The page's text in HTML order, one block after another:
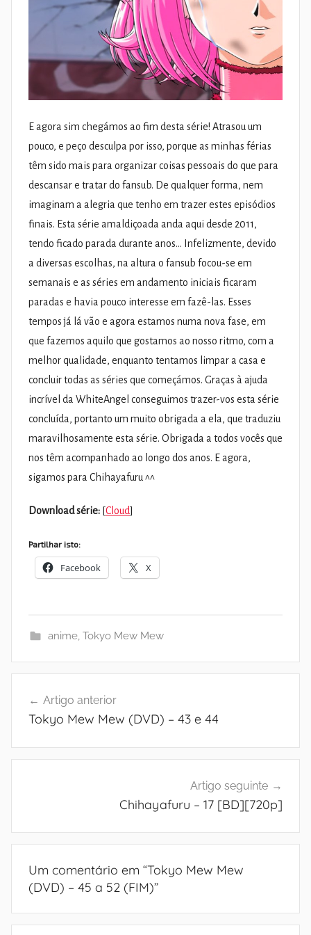
E agora sim chegámos ao fim desta série! Atrasou um
pouco, e peço desculpa por isso, porque as minhas férias
têm sido mais para organizar coisas pessoais do que para
descansar e tratar do fansub. De qualquer forma, nem
imaginam a alegria que tenho em trazer estes episódios
finais. Esta série amaldiçoada anda aqui desde 2011,
tendo ficado parada durante anos… Infelizmente, devido
a diversas escolhas, na altura o fansub focou-se em
semanais e as séries em andamento iniciais ficaram
paradas e havia pouco interesse em fazê-las. Esses
tempos já lá vão e agora estamos numa nova fase, em
que fazemos aquilo que gostamos ao nosso ritmo, com a
melhor qualidade, enquanto tentamos limpar a casa e
concluir todas as séries que começámos. Graças à ajuda
incrível da WhiteAngel conseguimos trazer-vos esta série
concluída, portanto um muito obrigada a ela, que traduziu
maravilhosamente esta série. Obrigada a todos vocês que
nos têm acompanhado ao longo dos anos. E agora,
sigamos para Chihayafuru ^^
Download série: [Cloud]
Partilhar isto:
Facebook X
anime, Tokyo Mew Mew
de
Artigo anterior
Tokyo Mew Mew (DVD) – 43 e 44
Artigo seguinte
Chihayafuru – 17 [BD][720p]
Um comentário em “Tokyo Mew Mew
(DVD) – 45 a 52 (FIM)”